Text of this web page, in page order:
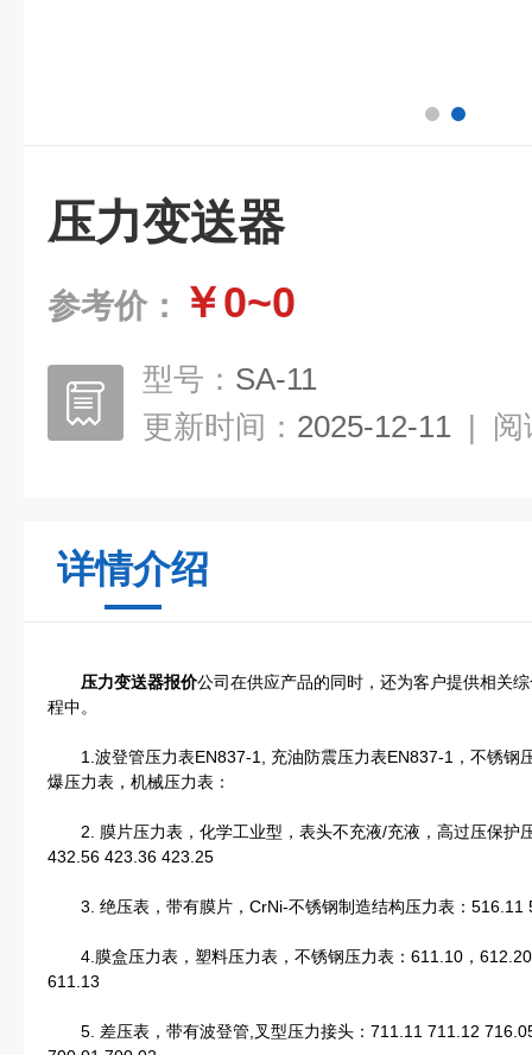
压力变送器
参考价： ￥0~0
型号： SA-11
更新时间： 2025-12-11 | 阅
详情介绍
压力变送器报价公司在供应产品的同时，还为客户提供相关
程中。
1.波登管压力表EN837-1, 充油防震压力表EN837-1，不锈钢
爆压力表，机械压力表：
2. 膜片压力表，化学工业型，表头不充液/充液，高过压保护
432.56 423.36 423.25
3. 绝压表，带有膜片，CrNi-不锈钢制造结构压力表：516.11
4.膜盒压力表，塑料压力表，不锈钢压力表：611.10，
611.13
5. 差压表，带有波登管,叉型压力接头：711.11 711.12